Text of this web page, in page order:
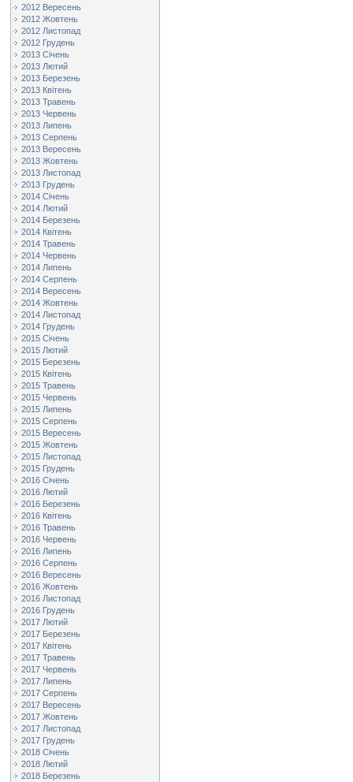
2012 Вересень
2012 Жовтень
2012 Листопад
2012 Грудень
2013 Січень
2013 Лютий
2013 Березень
2013 Квітень
2013 Травень
2013 Червень
2013 Липень
2013 Серпень
2013 Вересень
2013 Жовтень
2013 Листопад
2013 Грудень
2014 Січень
2014 Лютий
2014 Березень
2014 Квітень
2014 Травень
2014 Червень
2014 Липень
2014 Серпень
2014 Вересень
2014 Жовтень
2014 Листопад
2014 Грудень
2015 Січень
2015 Лютий
2015 Березень
2015 Квітень
2015 Травень
2015 Червень
2015 Липень
2015 Серпень
2015 Вересень
2015 Жовтень
2015 Листопад
2015 Грудень
2016 Січень
2016 Лютий
2016 Березень
2016 Квітень
2016 Травень
2016 Червень
2016 Липень
2016 Серпень
2016 Вересень
2016 Жовтень
2016 Листопад
2016 Грудень
2017 Лютий
2017 Березень
2017 Квітень
2017 Травень
2017 Червень
2017 Липень
2017 Серпень
2017 Вересень
2017 Жовтень
2017 Листопад
2017 Грудень
2018 Січень
2018 Лютий
2018 Березень